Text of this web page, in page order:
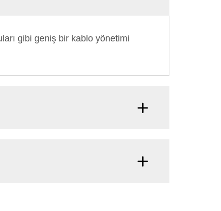
gibi geniş bir kablo yönetimi